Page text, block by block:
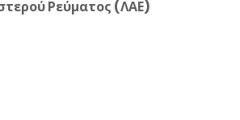
Ρεύματος (ΛΑΕ)